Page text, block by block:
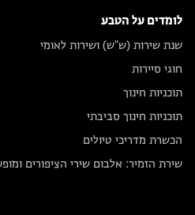
לומדים על הטבע
שנת שירות (ש"ש) ושירות לאומי
חוגי סיירות
תוכניות חינוך
תוכניות חינוך סביבתי
הכשרת מדריכי טיולים
שירת הזמיר: אלבום שירי הציפורים